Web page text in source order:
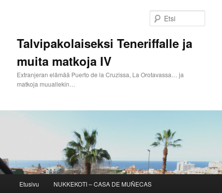
Talvipakolaiseksi Teneriffalle ja
muita matkoja IV
Extranjeran elämää Puerto de la Cruzissa, La Orotavassa… ja
matkoja muuallekin…
Etusivu NUKKEKOTI – CASA DE MUÑECAS